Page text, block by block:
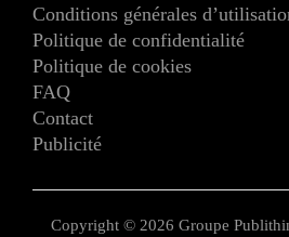
Conditions générales
Politique de confidentialité
Politique de cookies
FAQ
Contact
Publicité
Copyright © 2026 Groupe